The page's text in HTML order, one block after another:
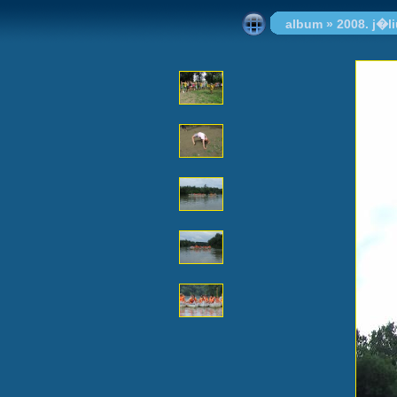
album» 2008.